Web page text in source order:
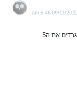
ויגידו שמכרו 80 אחוז מהפרויקט שבעצם הם לא מגרדים את ה5